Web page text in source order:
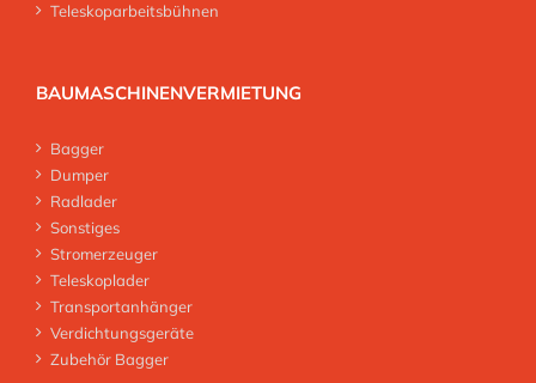
Teleskoparbeitsbühnen
BAUMASCHINENVERMIETUNG
Bagger
Dumper
Radlader
Sonstiges
Stromerzeuger
Teleskoplader
Transportanhänger
Verdichtungsgeräte
Zubehör Bagger